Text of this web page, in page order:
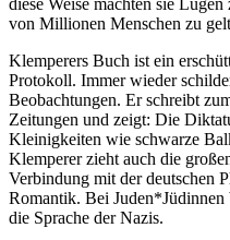
diese Weise machten sie
von Millionen Menschen zu
Klemperers Buch ist ein
Protokoll. Immer wieder
Beobachtungen. Er schreibt
Zeitungen und zeigt: Die
Kleinigkeiten wie schwarze
Klemperer zieht auch die
Verbindung mit der deutschen
Romantik. Bei Juden*Jüdinnen
die Sprache der Nazis.